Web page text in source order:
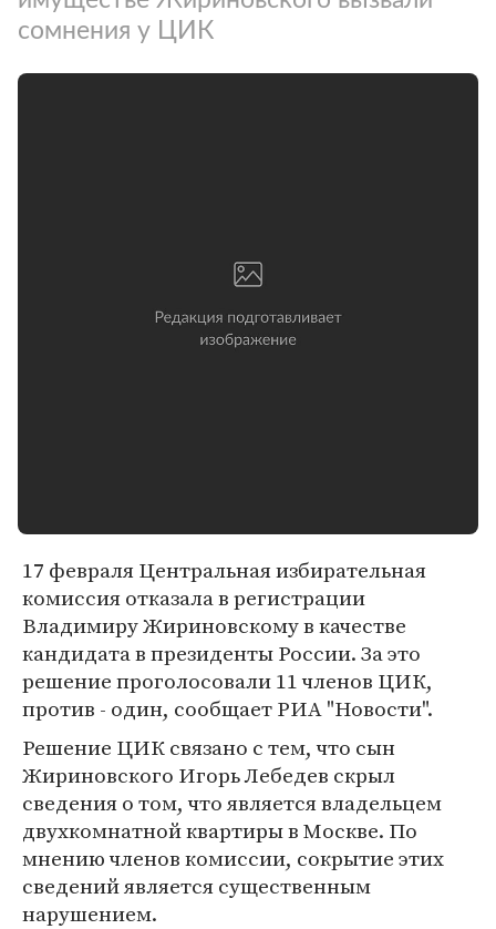
сомнения у ЦИК
17 февраля Центральная избирательная
комиссия отказала в регистрации
Владимиру Жириновскому в качестве
кандидата в президенты России. За это
решение проголосовали 11 членов ЦИК,
против - один, сообщает РИА "Новости".
Решение ЦИК связано с тем, что сын
Жириновского Игорь Лебедев скрыл
сведения о том, что является владельцем
двухкомнатной квартиры в Москве. По
мнению членов комиссии, сокрытие этих
сведений является существенным
нарушением.